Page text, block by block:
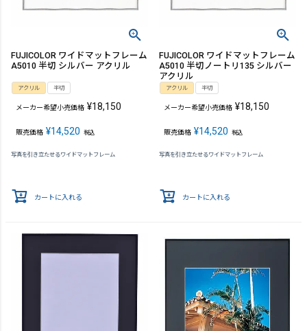
FUJICOLOR ワイドマットフレーム
A5010 半切 シルバー アクリル
アクリル 半切
メーカー希望小売価格 ¥18,150
販売価格 ¥14,520 税込
写真を引き立たせるワイドマットフレーム
カートに入れる
FUJICOLOR ワイドマットフレーム
A5010 半切ノートリ135 シルバー
アクリル
アクリル 半切
メーカー希望小売価格 ¥18,150
販売価格 ¥14,520 税込
写真を引き立たせるワイドマットフレーム
カートに入れる